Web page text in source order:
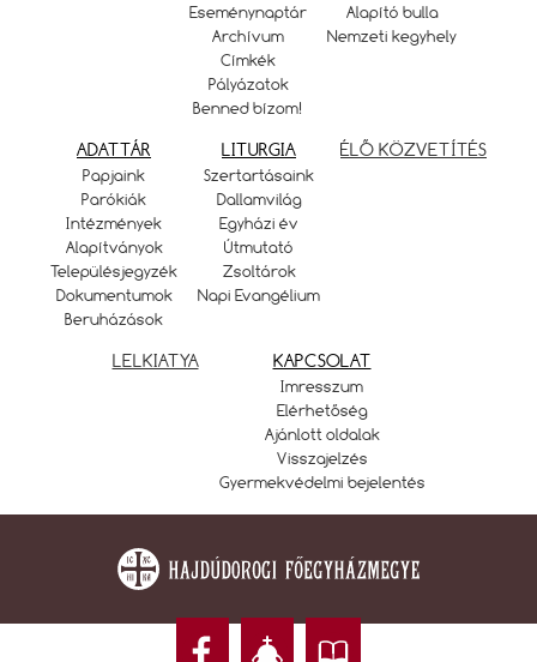
Eseménynaptár
Archívum
Címkék
Pályázatok
Benned bízom!
Alapító bulla
Nemzeti kegyhely
ADATTÁR
Papjaink
Parókiák
Intézmények
Alapítványok
Településjegyzék
Dokumentumok
Beruházások
LITURGIA
Szertartásaink
Dallamvilág
Egyházi év
Útmutató
Zsoltárok
Napi Evangélium
ÉLŐ KÖZVETÍTÉS
LELKIATYA KAPCSOLAT
Imresszum
Elérhetőség
Ajánlott oldalak
Visszajelzés
Gyermekvédelmi bejelentés